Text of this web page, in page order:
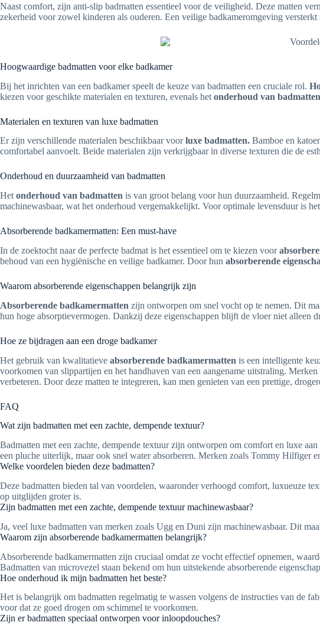
Naast comfort, zijn anti-slip badmatten essentieel voor de veiligheid. Deze matten
zekerheid voor zowel kinderen als ouderen. Een veilige badkameromgeving
Hoogwaardige badmatten voor elke badkamer
Bij het inrichten van een badkamer speelt de keuze van badmatten een cruciale rol.
kiezen voor geschikte materialen en texturen, evenals het onderhoud van badmatten
Materialen en texturen van luxe badmatten
Er zijn verschillende materialen beschikbaar voorluxe badmatten. Bamboe en
comfortabel aanvoelt. Beide materialen zijn verkrijgbaar in diverse texturen die de
Onderhoud en duurzaamheid van badmatten
Het onderhoud van badmatten is van groot belang voor hun duurzaamheid.
machinewasbaar, wat het onderhoud vergemakkelijkt. Voor optimale levensduur is
Absorberende badkamermatten: Een must-have
In de zoektocht naar de perfecte badmat is het essentieel om te kiezen voor
behoud van een hygiënische en veilige badkamer. Door hun absorberende
Waarom absorberende eigenschappen belangrijk zijn
Absorberende badkamermatten zijn ontworpen om snel vocht op te nemen. Dit
hun hoge absorptievermogen. Dankzij deze eigenschappen blijft de vloer niet
Hoe ze bijdragen aan een droge badkamer
Het gebruik van kwalitatieve absorberende badkamermatten is een intelligente
voorkomen van slippartijen en het handhaven van een aangename uitstraling.
verbeteren. Door deze matten te integreren, kan men genieten van een prettige,
FAQ
Wat zijn badmatten met een zachte, dempende textuur?
Badmatten met een zachte, dempende textuur zijn ontworpen om comfort en luxe
een pluche uiterlijk, maar ook snel water absorberen. Merken zoals Tommy Hilfiger
Welke voordelen bieden deze badmatten?
Deze badmatten bieden tal van voordelen, waaronder verhoogd comfort, luxueuze
op uitglijden groter is.
Zijn badmatten met een zachte, dempende textuur machinewasbaar?
Ja, veel luxe badmatten van merken zoals Ugg en Duni zijn machinewasbaar. Dit
Waarom zijn absorberende badkamermatten belangrijk?
Absorberende badkamermatten zijn cruciaal omdat ze vocht effectief opnemen,
Badmatten van microvezel staan bekend om hun uitstekende absorberende
Hoe onderhoud ik mijn badmatten het beste?
Het is belangrijk om badmatten regelmatig te wassen volgens de instructies van de
voor dat ze goed drogen om schimmel te voorkomen.
Zijn er badmatten speciaal ontworpen voor inloopdouches?